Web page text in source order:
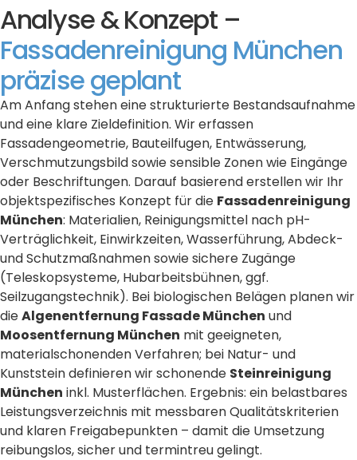
Analyse & Konzept –
Fassadenreinigung München
präzise geplant
Am Anfang stehen eine strukturierte Bestandsaufnahme
und eine klare Zieldefinition. Wir erfassen
Fassadengeometrie, Bauteilfugen, Entwässerung,
Verschmutzungsbild sowie sensible Zonen wie Eingänge
oder Beschriftungen. Darauf basierend erstellen wir Ihr
objektspezifisches Konzept für die Fassadenreinigung
München: Materialien, Reinigungsmittel nach pH-
Verträglichkeit, Einwirkzeiten, Wasserführung, Abdeck-
und Schutzmaßnahmen sowie sichere Zugänge
(Teleskopsysteme, Hubarbeitsbühnen, ggf.
Seilzugangstechnik). Bei biologischen Belägen planen wir
dieAlgenentfernung Fassade München und
Moosentfernung München mit geeigneten,
materialschonenden Verfahren; bei Natur- und
Kunststein definieren wir schonende Steinreinigung
München inkl. Musterflächen. Ergebnis: ein belastbares
Leistungsverzeichnis mit messbaren Qualitätskriterien
und klaren Freigabepunkten – damit die Umsetzung
reibungslos, sicher und termintreu gelingt.